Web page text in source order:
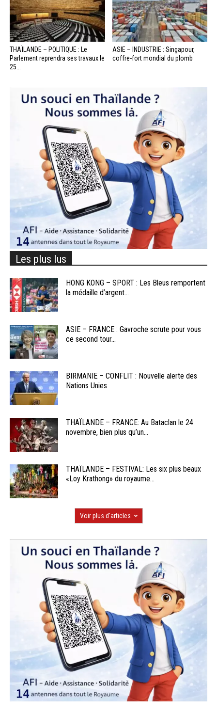
THAÏLANDE – POLITIQUE : Le
Parlement reprendra ses travaux le
25...
ASIE – INDUSTRIE : Singapour,
coffre-fort mondial du plomb
Les plus lus
HONG KONG – SPORT : Les Bleus remportent
la médaille d’argent...
ASIE – FRANCE : Gavroche scrute pour vous
ce second tour...
BIRMANIE – CONFLIT : Nouvelle alerte des
Nations Unies
THAÏLANDE – FRANCE: Au Bataclan le 24
novembre, bien plus qu’un...
THAÏLANDE – FESTIVAL: Les six plus beaux
«Loy Krathong» du royaume...
Voir plus d'articles